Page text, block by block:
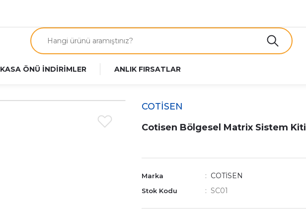
KASA ÖNÜ İNDİRİMLER ANLIK FIRSATLAR
COTİSEN
Cotisen Bölgesel Matrix Sistem Kiti
Marka COTİSEN
Stok Kodu SC01